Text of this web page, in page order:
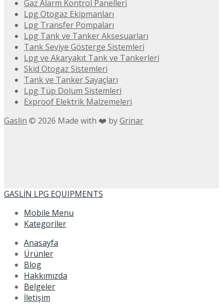
Gaz Alarm Kontrol Panelleri
Lpg Otogaz Ekipmanları
Lpg Transfer Pompaları
Lpg Tank ve Tanker Aksesuarları
Tank Seviye Gösterge Sistemleri
Lpg ve Akaryakıt Tank ve Tankerleri
Skid Otogaz Sistemleri
Tank ve Tanker Sayaçları
Lpg Tüp Dolum Sistemleri
Exproof Elektrik Malzemeleri
Gaslin © 2026 Made with ❤️ byGrinar
GASLİN LPG EQUIPMENTS
Mobile Menu
Kategoriler
Anasayfa
Ürünler
Blog
Hakkımızda
Belgeler
İletişim